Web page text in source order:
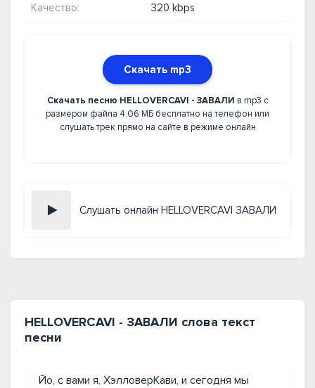
Качество: 320 kbps
Скачать mp3
Скачать песню HELLOVERCAVI - ЗАВАЛИ в mp3 с
размером файла 4.06 МБ бесплатно на телефон или
слушать трек прямо на сайте в режиме онлайн
Слушать онлайн HELLOVERCAVI ЗАВАЛИ
HELLOVERCAVI - ЗАВАЛИ слова текст
песни
Йо, с вами я, ХэлловерКави, и сегодня мы